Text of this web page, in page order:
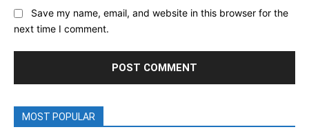
Save my name, email, and website in this browser for the
next time I comment.
MOST POPULAR